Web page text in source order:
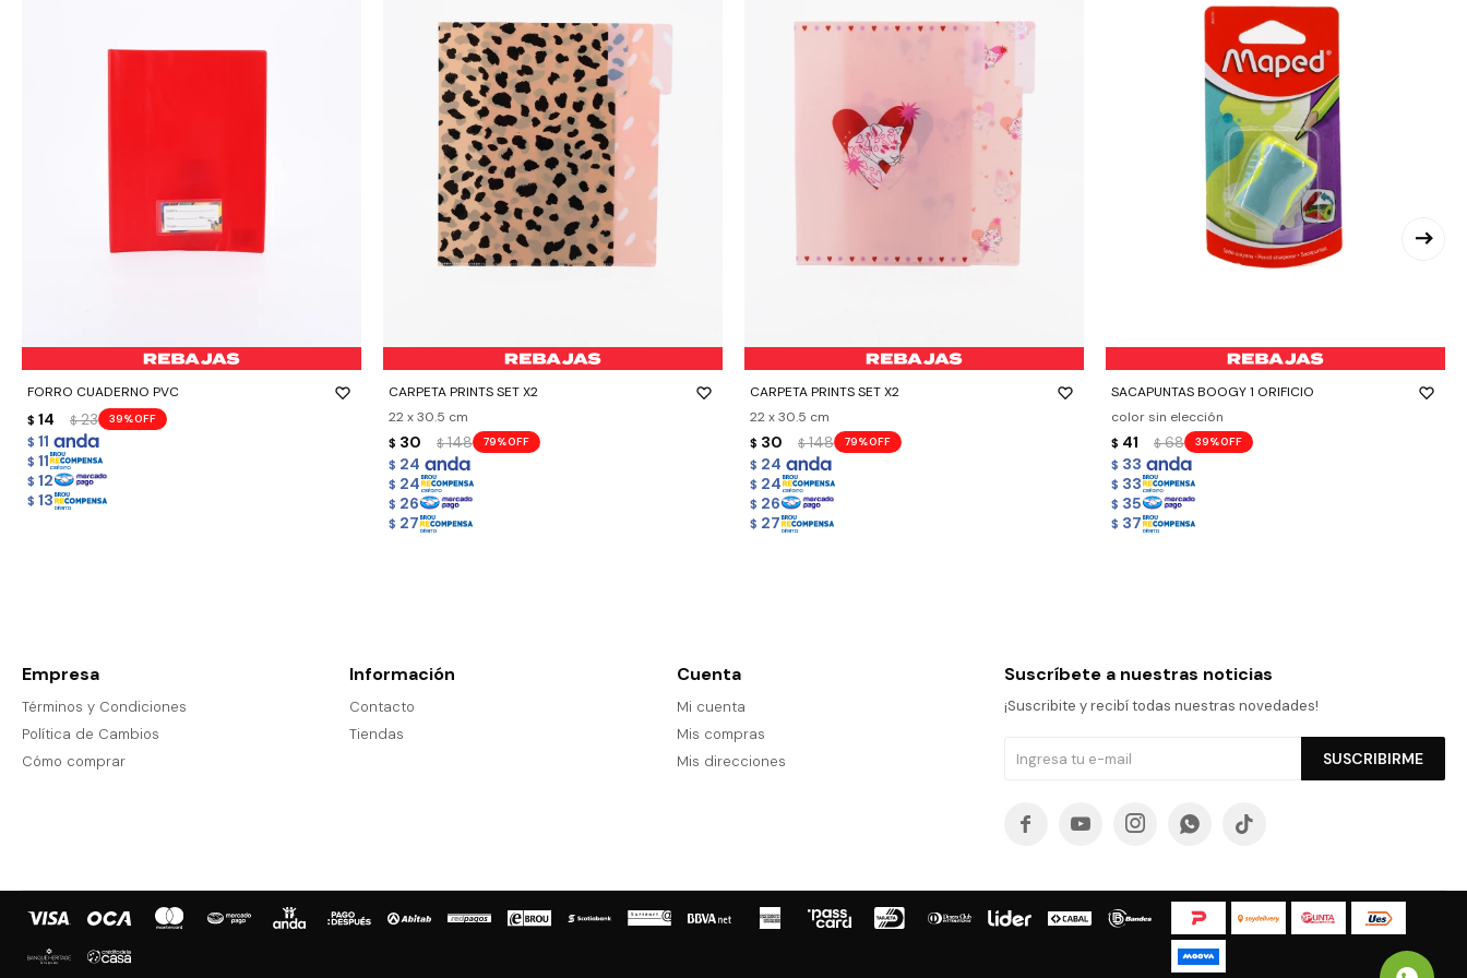
FORRO CUADERNO PVC
$ 14 $ 23 39
$ 11
$ 11
$ 12
$ 13
- +
CARPETA PRINTS SET X2
22 x 30.5 cm
$ 30 $ 148 79
$ 24
$ 24
$ 26
$ 27
- +
CARPETA PRINTS SET X2
22 x 30.5 cm
$ 30 $ 148 79
$ 24
$ 24
$ 26
$ 27
- +
SACAPUNTAS BOOGY 1 ORIFICIO
color sin elección
$ 41 $ 68 39
$ 33
$ 33
$ 35
$ 37
- +
Empresa
Términos y Condiciones
Política de Cambios
Cómo comprar
Información
Contacto
Tiendas
Cuenta
Mi cuenta
Mis compras
Mis direcciones
Suscríbete a nuestras noticias
¡Suscribite y recibí todas nuestras novedades!
SUSCRIBIRME
    